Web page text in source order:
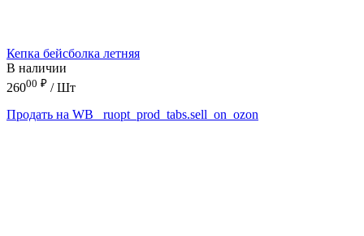
Кепка бейсболка летняя
В наличии
26000 ₽ / Шт
Продать на WB
_ruopt_prod_tabs.sell_on_ozon